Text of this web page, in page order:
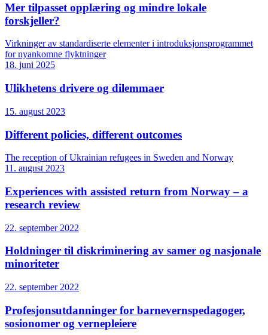
Mer tilpasset opplæring og mindre lokale
forskjeller?
Virkninger av standardiserte elementer i introduksjonsprogrammet
for nyankomne flyktninger
18. juni 2025
Ulikhetens drivere og dilemmaer
15. august 2023
Different policies, different outcomes
The reception of Ukrainian refugees in Sweden and Norway
11. august 2023
Experiences with assisted return from Norway – a
research review
22. september 2022
Holdninger til diskriminering av samer og nasjonale
minoriteter
22. september 2022
Profesjonsutdanninger for barnevernspedagoger,
sosionomer og vernepleiere